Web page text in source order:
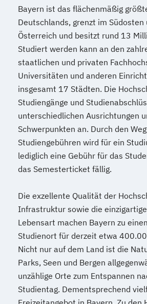
Referent*in International
Communication English/
Referent*in Wirtschaftsrecht
Regelungstechnik
Schulbegleiter*in Senior
Spanisch Sprachkurs A1
Spanisch Sprachkurs B1
Spanisch Sprachkurs B2
Spanisch Sprachkurs C1
Spanisch Sprachkurs C2
Spezialist*in
Spezialist*in CAD
Simulation
Spezialist*in Controlling
Spezialist*in Embedded
Spezialist*in Industrial Data
Spezialist*in
Spezialist*in Logistik 4.0
Spezialist*in Produktion 4.0
Bayern ist das flächenmäßig
Deutschlands, grenzt im Südosten
Österreich und besitzt rund 13
Studiert werden kann an den
staatlichen und privaten
Universitäten und anderen
insgesamt 17 Städten. Die
Studiengänge und
unterschiedlichen Ausrichtungen
Schwerpunkten an. Durch den
Studiengebühren wird für ein
lediglich eine Gebühr für das
das Semesterticket fällig.
Die exzellente Qualität der
Infrastruktur sowie die
Lebensart machen Bayern zu
Studienort für derzeit etwa
Nicht nur auf dem Land ist die
Parks, Seen und Bergen
unzählige Orte zum Entspannen
Studientag. Dementsprechend